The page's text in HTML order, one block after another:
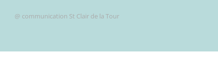
@ communication St Clair de la Tour